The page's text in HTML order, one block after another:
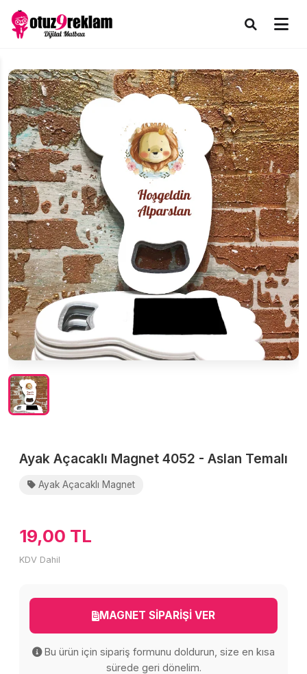
Ayak Açacaklı Magnet 4052 - Aslan Temalı
Ayak Açacaklı Magnet
19,00 TL
KDV Dahil
MAGNET SİPARİŞİ VER
Bu ürün için sipariş formunu doldurun, size en kısa
sürede geri dönelim.